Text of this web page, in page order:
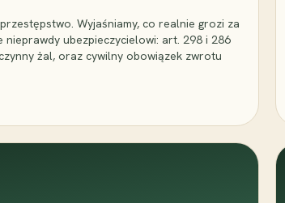
Wyjaśniamy, co realnie grozi za
ubezpieczycielowi: art. 298 i 286
żal, oraz cywilny obowiązek zwrotu